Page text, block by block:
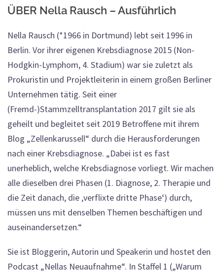
ÜBER Nella Rausch – Ausführlich
Nella Rausch (*1966 in Dortmund) lebt seit 1996 in
Berlin. Vor ihrer eigenen Krebsdiagnose 2015 (Non-
Hodgkin-Lymphom, 4. Stadium) war sie zuletzt als
Prokuristin und Projektleiterin in einem großen Berliner
Unternehmen tätig. Seit einer
(Fremd-)Stammzelltransplantation 2017 gilt sie als
geheilt und begleitet seit 2019 Betroffene mit ihrem
Blog „Zellenkarussell“ durch die Herausforderungen
nach einer Krebsdiagnose. „Dabei ist es fast
unerheblich, welche Krebsdiagnose vorliegt. Wir machen
alle dieselben drei Phasen (1. Diagnose, 2. Therapie und
die Zeit danach, die ‚verflixte dritte Phase‘) durch,
müssen uns mit denselben Themen beschäftigen und
auseinandersetzen.“
Sie ist Bloggerin, Autorin und Speakerin und hostet den
Podcast „Nellas Neuaufnahme“. In Staffel 1 („Warum